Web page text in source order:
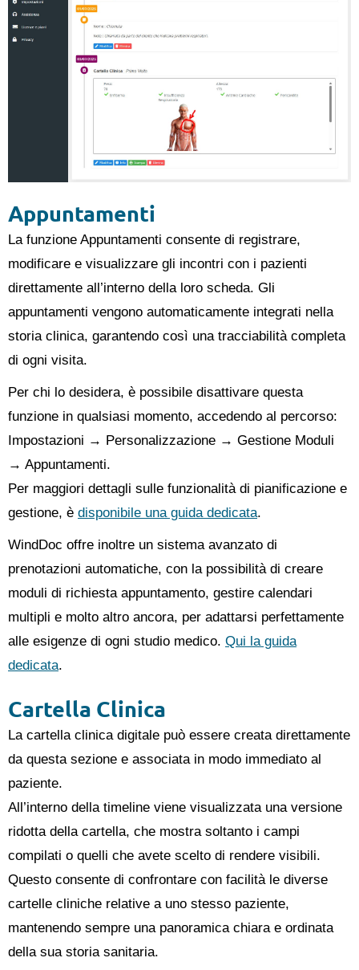
Appuntamenti
La funzione Appuntamenti consente di registrare,
modificare e visualizzare gli incontri con i pazienti
direttamente all’interno della loro scheda. Gli
appuntamenti vengono automaticamente integrati nella
storia clinica, garantendo così una tracciabilità completa
di ogni visita.
Per chi lo desidera, è possibile disattivare questa
funzione in qualsiasi momento, accedendo al percorso:
Impostazioni → Personalizzazione → Gestione Moduli
→ Appuntamenti.
Per maggiori dettagli sulle funzionalità di pianificazione e
gestione, è disponibile una guida dedicata.
WindDoc offre inoltre un sistema avanzato di
prenotazioni automatiche, con la possibilità di creare
moduli di richiesta appuntamento, gestire calendari
multipli e molto altro ancora, per adattarsi perfettamente
alle esigenze di ogni studio medico. Qui la guida
dedicata.
Cartella Clinica
La cartella clinica digitale può essere creata direttamente
da questa sezione e associata in modo immediato al
paziente.
All’interno della timeline viene visualizzata una versione
ridotta della cartella, che mostra soltanto i campi
compilati o quelli che avete scelto di rendere visibili.
Questo consente di confrontare con facilità le diverse
cartelle cliniche relative a uno stesso paziente,
mantenendo sempre una panoramica chiara e ordinata
della sua storia sanitaria.